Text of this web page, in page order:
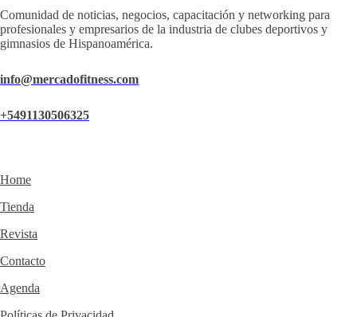
Comunidad de noticias, negocios, capacitación y networking para
profesionales y empresarios de la industria de clubes deportivos y
gimnasios de Hispanoamérica.
info@mercadofitness.com
+5491130506325
Home
Tienda
Revista
Contacto
Agenda